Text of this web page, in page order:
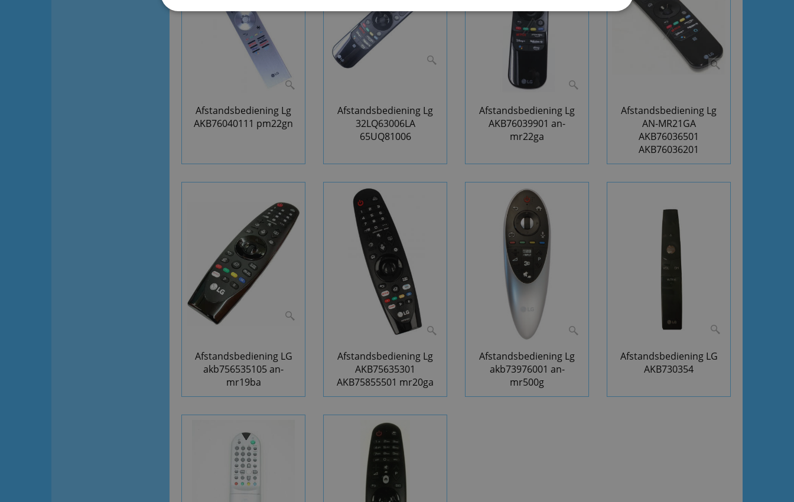
Afstandsbediening Lg
AKB76040111 pm22gn
Afstandsbediening Lg
32LQ63006LA
65UQ81006
Afstandsbediening Lg
AKB76039901 an-
mr22ga
Afstandsbediening Lg
AN-MR21GA
AKB76036501
AKB76036201
Afstandsbediening LG
akb756535105 an-
mr19ba
Afstandsbediening Lg
AKB75635301
AKB75855501 mr20ga
Afstandsbediening Lg
akb73976001 an-
mr500g
Afstandsbediening LG
AKB730354